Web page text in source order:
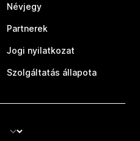
Névjegy
Partnerek
Jogi nyilatkozat
Szolgáltatás állapota